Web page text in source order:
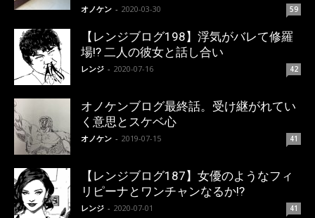
オノケン - 2020-03-30 59
【レンジブログ198】浮気がバレて修羅
場!? 二人の彼女と話し合い
レンジ - 2020-07-16 42
オノケンブログ最終話。受け継がれてい
く意思とスケベ心
オノケン - 2019-07-15 41
【レンジブログ187】女優のようなフィ
リピーナとワンチャンなるか!?
レンジ - 2020-07-01 41